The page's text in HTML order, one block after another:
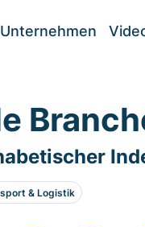
Unternehmen
& Logistik